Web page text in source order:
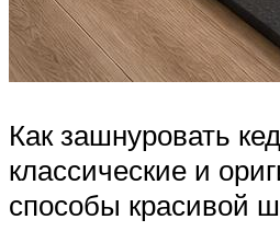
Как зашнуровать
классические и
способы красивой